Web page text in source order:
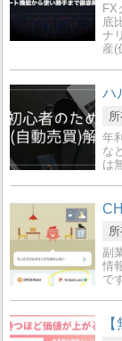
FX
底
ナ
産(
ハ
所
年
な
は
所
副
情
で